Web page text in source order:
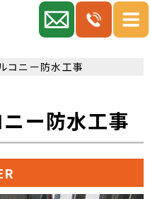
ニー防水工事
ー防水工事